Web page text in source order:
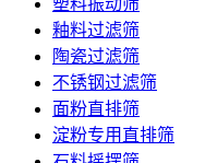
釉料过滤筛
陶瓷过滤筛
不锈钢过滤筛
面粉直排筛
淀粉专用直排筛